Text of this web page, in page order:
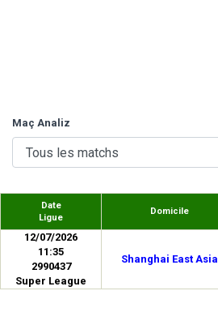
Maç Analiz
Date
Ligue
Domicile
12/07/2026
11:35
2990437
Super League
Shanghai East Asia